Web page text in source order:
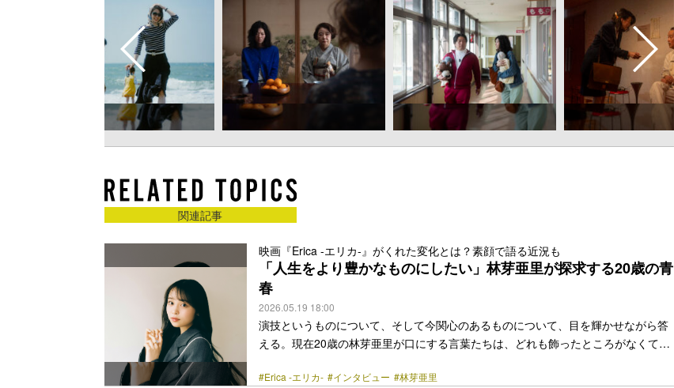
関連記事
映画『Erica -エリカ-』がくれた変化とは？素顔で語る近況も
「人生をより豊かなものにしたい」林芽亜里が探求する20歳の青
春
2026.05.19 18:00
演技というものについて、そして今関心のあるものについて、目を輝かせながら答
える。現在20歳の林芽亜里が口にする言葉たちは、どれも飾ったところがなくて等
が彼女の人生に変化をもたらしてきた。 そんな林が映画に初出演。宮岡太郎監督の
#Erica -エリカ- #インタビュー #林芽亜里